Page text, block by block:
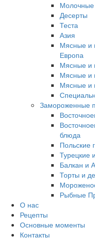
Молочные
Десерты
Теста
Азия
Мясные и
Европа
Мясные и
Мясные и
Мясные и
Замороженные
блюда
Польские
Турецкие
Балкан и
Торты и
Рыбные
О нас
Рецепты
Основные моменты
Контакты